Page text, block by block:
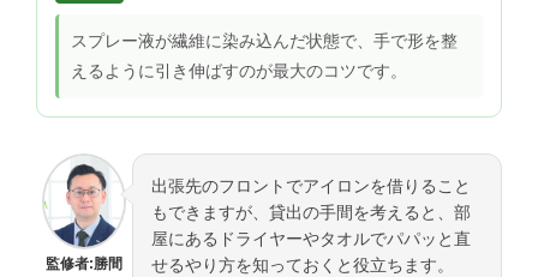
スプレー液が繊維に染み込んだ状態で、手で形を整
えるように引き伸ばすのが最大のコツです。
監修者:勝間
出張先のフロントでアイロンを借りること
もできますが、貸出の手間を考えると、部
屋にあるドライヤーやタオルでパパッと直
せるやり方を知っておくと役立ちます。